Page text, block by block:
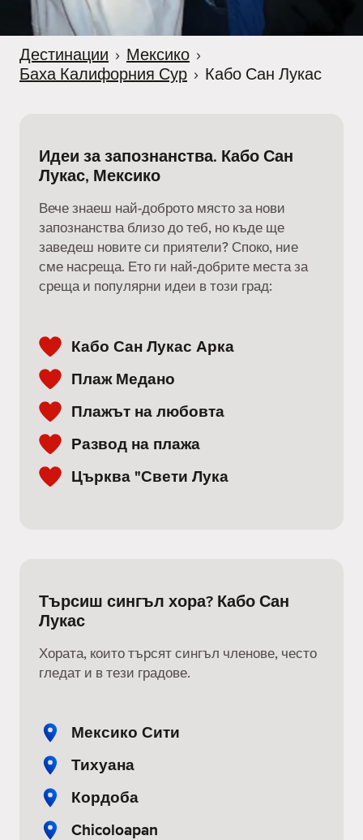
Дестинации › Мексико ›
Баха Калифорния Сур › Кабо Сан Лукас
Идеи за запознанства. Кабо Сан
Лукас, Мексико
Вече знаеш най-доброто място за нови
запознанства близо до теб, но къде ще
заведеш новите си приятели? Споко, ние
сме насреща. Ето ги най-добрите места за
среща и популярни идеи в този град:
Кабо Сан Лукас Арка
Плаж Медано
Плажът на любовта
Развод на плажа
Църква "Свети Лука
Търсиш сингъл хора? Кабо Сан
Лукас
Хората, които търсят сингъл членове, често
гледат и в тези градове.
Мексико Сити
Тихуана
Кордоба
Chicoloapan